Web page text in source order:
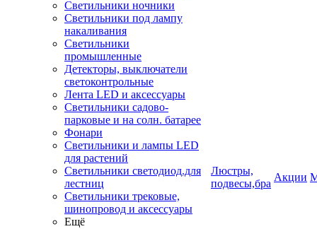
Светильники ночники
Светильники под лампу
накаливания
Светильники
промышленные
Детекторы, выключатели
светоконтрольные
Лента LED и аксессуары
Светильники садово-
парковые и на солн. батарее
Фонари
Светильники и лампы LED
для растений
Светильники светодиод.для
лестниц
Светильники трековые,
шинопровод и аксессуары
Ещё
Люстры,
подвесы,бра
Акции